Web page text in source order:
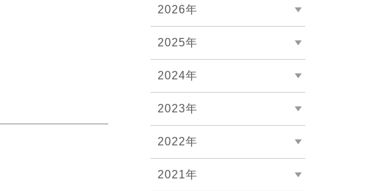
2026年
2025年
2024年
2023年
2022年
2021年